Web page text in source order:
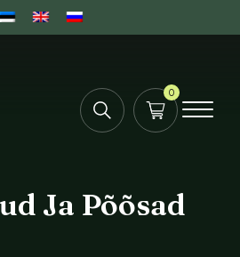
0
Ja Põõsad